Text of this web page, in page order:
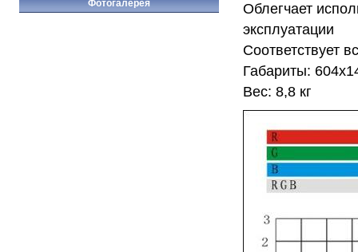
Облегчает
эксплуатации
Соответствует
Габариты:
Вес: 8,8 кг
Фотогалерея